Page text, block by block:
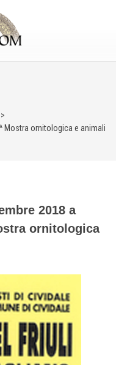
Mostra ornitologica e animali
2018 a
ornitologica